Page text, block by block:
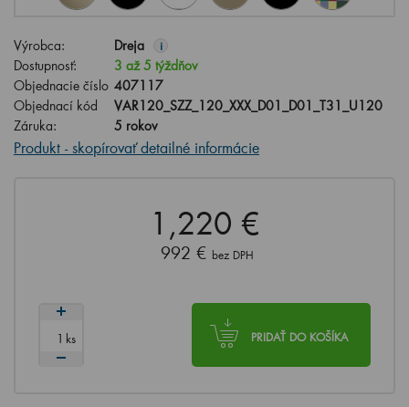
Výrobca: Dreja i
Dostupnosť:
3 až 5 týždňov
Objednacie číslo 407117
Objednací kód
VAR120_SZZ_120_XXX_D01_D01_T31_U120
Záruka:
5 rokov
Produkt - skopírovať detailné informácie
1,220 €
992 € bez DPH
PRIDAŤ DO KOŠÍKA
ks